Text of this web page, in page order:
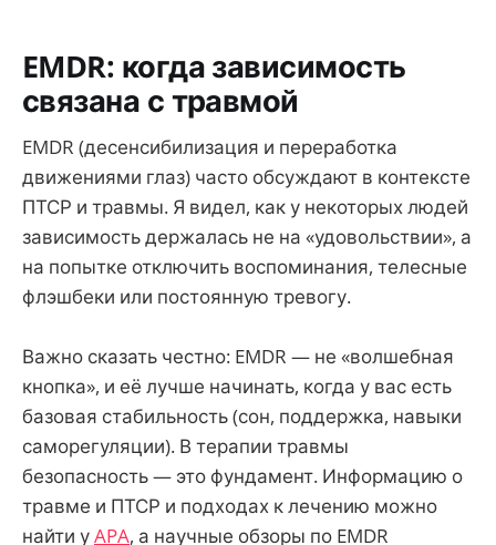
EMDR: когда зависимость
связана с травмой
EMDR (десенсибилизация и переработка
движениями глаз) часто обсуждают в контексте
ПТСР и травмы. Я видел, как у некоторых людей
зависимость держалась не на «удовольствии», а
на попытке отключить воспоминания, телесные
флэшбеки или постоянную тревогу.
Важно сказать честно: EMDR — не «волшебная
кнопка», и её лучше начинать, когда у вас есть
базовая стабильность (сон, поддержка, навыки
саморегуляции). В терапии травмы
безопасность — это фундамент. Информацию о
травме и ПТСР и подходах к лечению можно
найти уAPA, а научные обзоры по EMDR